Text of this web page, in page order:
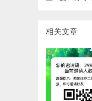
相关文章